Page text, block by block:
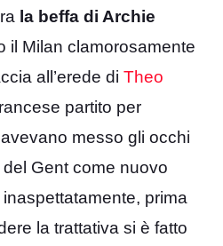
la beffa di Archie
il Milan clamorosamente
all’erede di Theo
partito per
avevano messo gli occhi
Gent come nuovo
prima
la trattativa si è fatto